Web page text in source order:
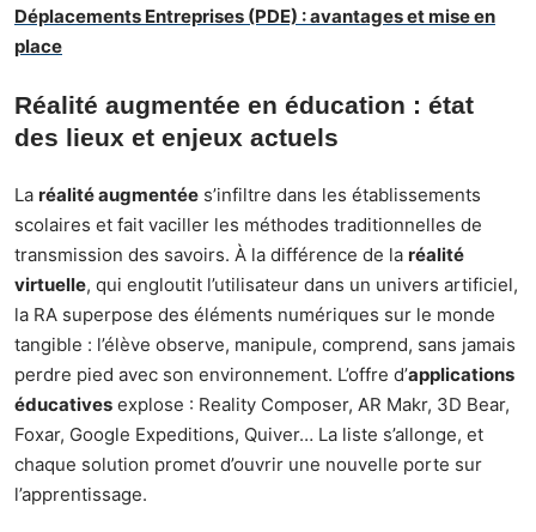
Déplacements Entreprises (PDE) : avantages et mise en
place
Réalité augmentée en éducation : état
des lieux et enjeux actuels
La réalité augmentée s’infiltre dans les établissements
scolaires et fait vaciller les méthodes traditionnelles de
transmission des savoirs. À la différence de la réalité
virtuelle, qui engloutit l’utilisateur dans un univers artificiel,
la RA superpose des éléments numériques sur le monde
tangible : l’élève observe, manipule, comprend, sans jamais
perdre pied avec son environnement. L’offre d’applications
éducatives explose : Reality Composer, AR Makr, 3D Bear,
Foxar, Google Expeditions, Quiver… La liste s’allonge, et
chaque solution promet d’ouvrir une nouvelle porte sur
l’apprentissage.